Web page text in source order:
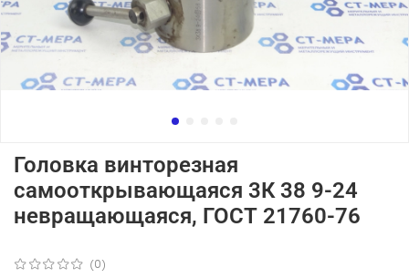
(0)
Головка винторезная
самооткрывающаяся 3К 38 9-24
невращающаяся, ГОСТ 21760-76